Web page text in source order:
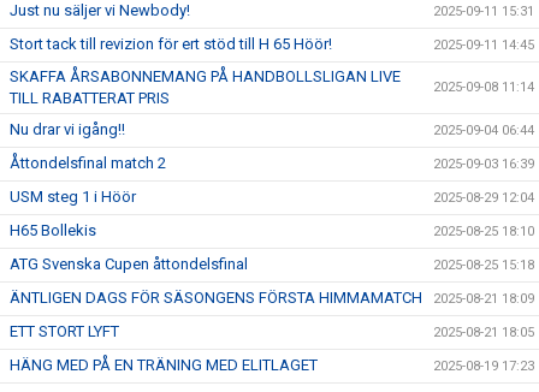
Just nu säljer vi Newbody! 2025-09-11 15:31
Stort tack till revizion för ert stöd till H 65 Höör! 2025-09-11 14:45
SKAFFA ÅRSABONNEMANG PÅ HANDBOLLSLIGAN LIVE
TILL RABATTERAT PRIS
2025-09-08 11:14
Nu drar vi igång!! 2025-09-04 06:44
Åttondelsfinal match 2 2025-09-03 16:39
USM steg 1 i Höör 2025-08-29 12:04
H65 Bollekis 2025-08-25 18:10
ATG Svenska Cupen åttondelsfinal 2025-08-25 15:18
ÄNTLIGEN DAGS FÖR SÄSONGENS FÖRSTA HIMMAMATCH 2025-08-21 18:09
ETT STORT LYFT 2025-08-21 18:05
HÄNG MED PÅ EN TRÄNING MED ELITLAGET 2025-08-19 17:23